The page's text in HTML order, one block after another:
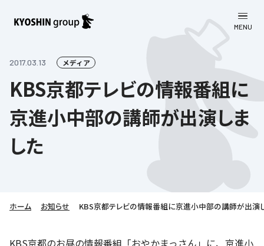
MENU
会社案内
会社案内
企業理念
Company’s Profile
事業一覧
学習塾
学習塾について
京進グループについて
お客さま満足度向上の取り組み
株主・投資家向け情報
株主・株式関連情報
採用情報
採用情報
お問い合わせ
2017.03.13 メディア
KBS京都テレビの情報番組に
京進小中部の講師が出演しま
した
ホーム お知らせ KBS京都テレビの情報番組に京進小中部の講師が出演
KBS京都のお昼の情報番組「おやかまっさん」に、京進小